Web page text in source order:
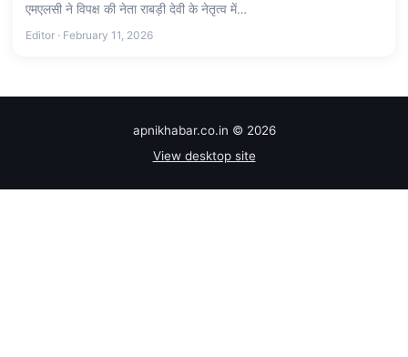
एमएलसी ने विपक्ष की नेता राबड़ी देवी के नेतृत्व में…
Editor · February 11, 2026
apnikhabar.co.in © 2026
View desktop site